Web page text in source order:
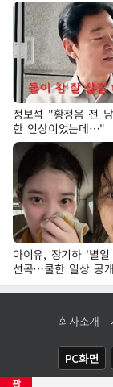
광
정보석 "황정음 전
한 인상이었는데…"
아이유, 장기하 '별
선곡…쿨한 일상 공개
회사소개
PC화면